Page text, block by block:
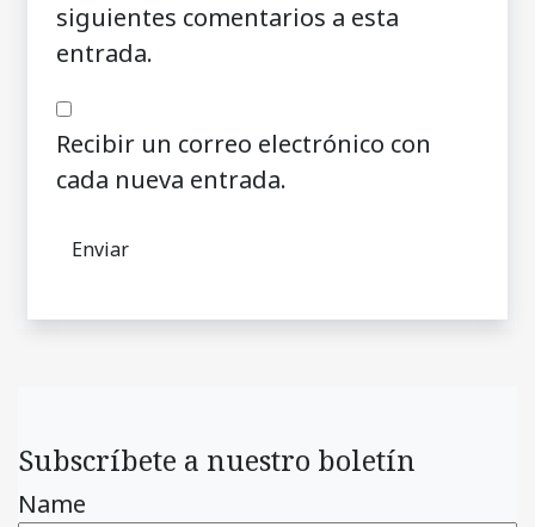
siguientes comentarios a esta
entrada.
Recibir un correo electrónico con
cada nueva entrada.
Subscríbete a nuestro boletín
Name